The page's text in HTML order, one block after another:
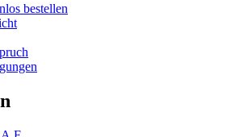
bestellen